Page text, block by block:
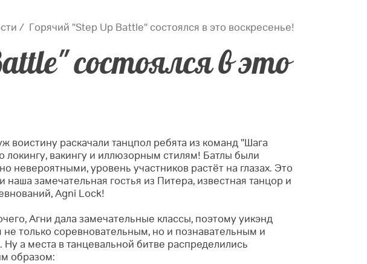
Горячий "Step Up Battle" состоялся в это воскресенье!
состоялся в это
воистину раскачали танцпол ребята из команд "Шага
локингу, вакингу и иллюзорным стилям! Батлы были
невероятными, уровень участников растёт на глазах. Это
наша замечательная гостья из Питера, известная танцор и
Agni Lock!
Агни дала замечательные классы, поэтому уикэнд
не только соревновательным, но и познавательным и
Ну а места в танцевальной битве распределились
образом: